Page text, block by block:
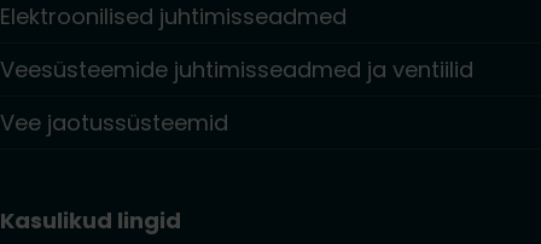
Elektroonilised juhtimisseadmed
Veesüsteemide juhtimisseadmed ja ventiilid
Vee jaotussüsteemid
Kasulikud lingid